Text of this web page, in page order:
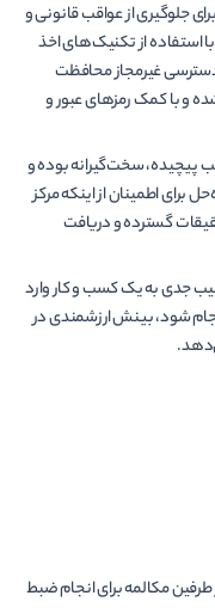
جلوگیری از عواقب قانونی و
استفاده از تکنیک‌های اخذ
دسترسی غیرمجاز محافظت
و با کمک رمزهای عبور و
پیچیده، سخت‌گیرانه بوده و
اطمینان از اینکه مرکز
گسترده و دریافت
جدی به یک کسب و کار وارد
شود، بینش ارزشمندی در
مکالمه برای انجام ضبط